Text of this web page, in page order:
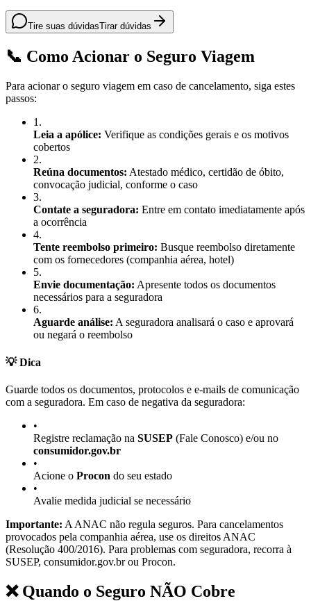
Tire suas dúvidasTirar dúvidas
📞 Como Acionar o Seguro Viagem
Para acionar o seguro viagem em caso de cancelamento, siga estes
passos:
1 .
Leia a apólice: Verifique as condições gerais e os motivos
cobertos
2.
Reúna documentos: Atestado médico, certidão de óbito,
convocação judicial, conforme o caso
3.
Contate a seguradora: Entre em contato imediatamente após
a ocorrência
4.
Tente reembolso primeiro: Busque reembolso diretamente
com os fornecedores (companhia aérea, hotel)
5.
Envie documentação: Apresente todos os documentos
necessários para a seguradora
6.
Aguarde análise: A seguradora analisará o caso e aprovará
ou negará o reembolso
💡 Dica
Guarde todos os documentos, protocolos e e-mails de comunicação
com a seguradora. Em caso de negativa da seguradora:
•
Registre reclamação na SUSEP (Fale Conosco) e/ou no
consumidor.gov.br
•
Acione o Procon do seu estado
•
Avalie medida judicial se necessário
Importante: A ANAC não regula seguros. Para cancelamentos
provocados pela companhia aérea, use os direitos ANAC
(Resolução 400/2016). Para problemas com seguradora, recorra à
SUSEP, consumidor.gov.br ou Procon.
❌ Quando o Seguro NÃO Cobre